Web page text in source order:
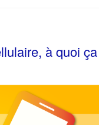
à quoi ça